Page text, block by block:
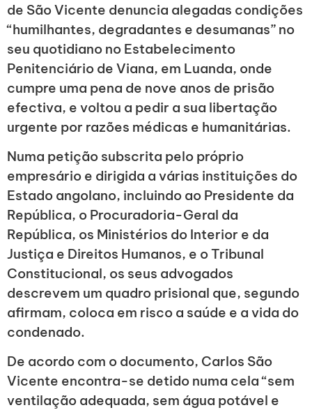
de São Vicente denuncia alegadas condições
“humilhantes, degradantes e desumanas” no
seu quotidiano no Estabelecimento
Penitenciário de Viana, em Luanda, onde
cumpre uma pena de nove anos de prisão
efectiva, e voltou a pedir a sua libertação
urgente por razões médicas e humanitárias.
Numa petição subscrita pelo próprio
empresário e dirigida a várias instituições do
Estado angolano, incluindo ao Presidente da
República, o Procuradoria-Geral da
República, os Ministérios do Interior e da
Justiça e Direitos Humanos, e o Tribunal
Constitucional, os seus advogados
descrevem um quadro prisional que, segundo
afirmam, coloca em risco a saúde e a vida do
condenado.
De acordo com o documento, Carlos São
Vicente encontra-se detido numa cela “sem
ventilação adequada, sem água potável e